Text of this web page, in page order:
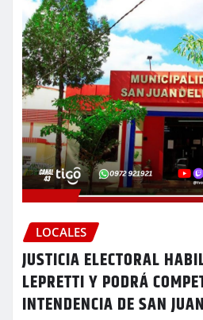
LOCALES
JUSTICIA ELECTORAL
LEPRETTI Y PODRÁ
INTENDENCIA DE SAN